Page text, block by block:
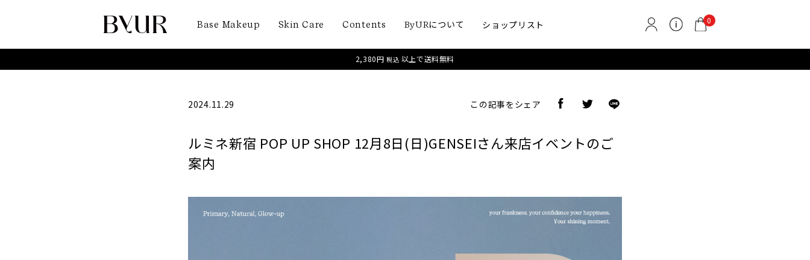
Base Makeup Skin Care Contents ByURについて ショップリスト 0
2,380円税込 以上で送料無料
2024.11.29 この記事をシェア
ルミネ新宿 POP UP SHOP 12月8日(日)GENSEIさん来店イベントのご
案内